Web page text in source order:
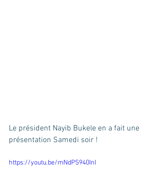
Le président Nayib Bukele en a fait une
présentation Samedi soir !
https://youtu.be/mNdPS940InI